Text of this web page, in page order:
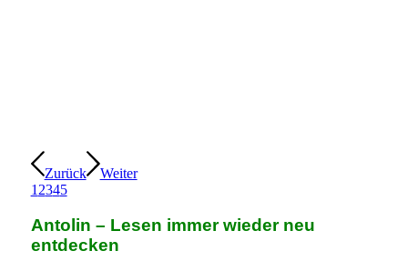
Zurück
Weiter
1 2345
Antolin – Lesen immer wieder neu
entdecken